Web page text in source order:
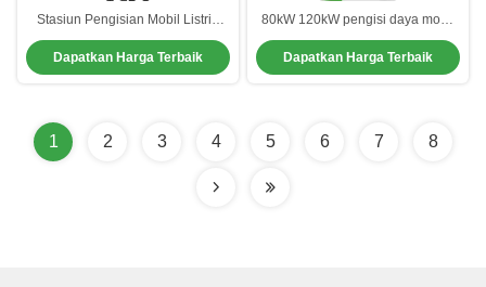
Stasiun Pengisian Mobil Listrik
Rumah 40kW Waterproof Dust
Proof Dengan Warna yang Dapat
Dikustomisasi
Dapatkan Harga Terbaik
80kW 120kW pengisi daya mobil
listrik untuk rumah Ev Box
Charging Station
Dapatkan Harga Terbaik
1 2 3 4 5 6 7 8